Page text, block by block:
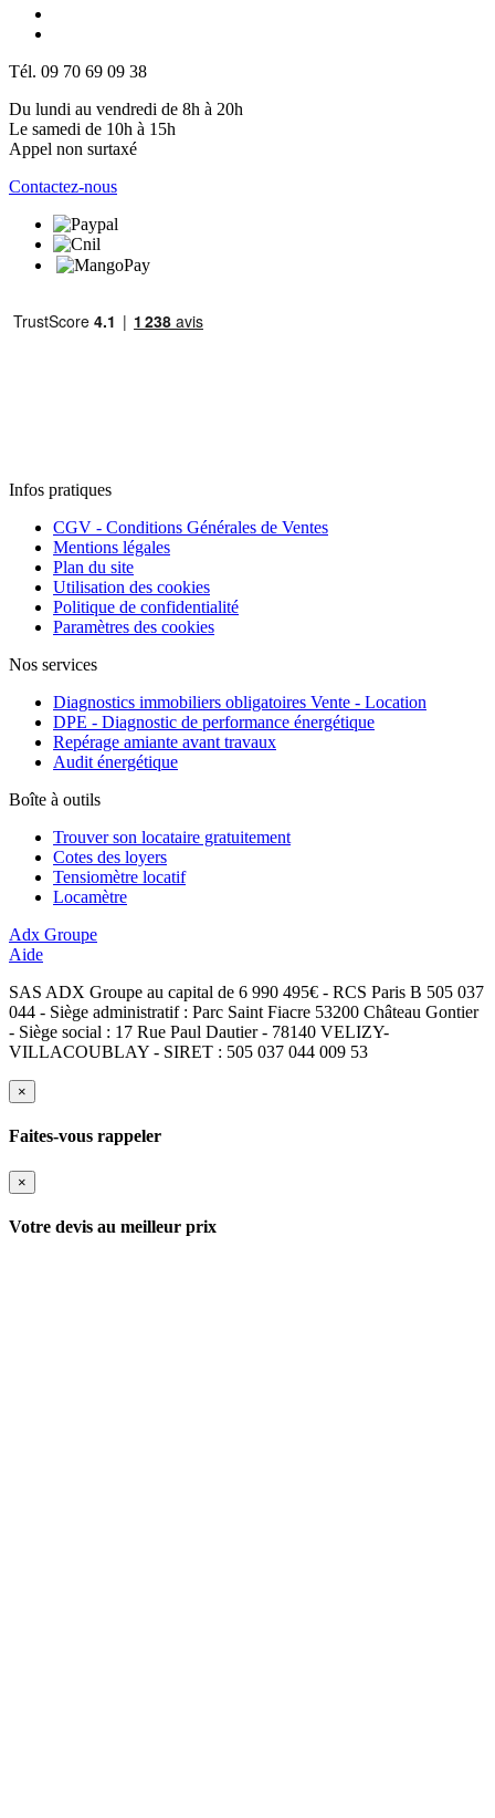
Tél. 09 70 69 09 38
Du lundi au vendredi de 8h à 20h
Le samedi de 10h à 15h
Appel non surtaxé
Contactez-nous
Infos pratiques
CGV - Conditions Générales de Ventes
Mentions légales
Plan du site
Utilisation des cookies
Politique de confidentialité
Paramètres des cookies
Nos services
Diagnostics immobiliers obligatoires Vente - Location
DPE - Diagnostic de performance énergétique
Repérage amiante avant travaux
Audit énergétique
Boîte à outils
Trouver son locataire gratuitement
Cotes des loyers
Tensiomètre locatif
Locamètre
Adx Groupe
Aide
SAS ADX Groupe au capital de 6 990 495€ - RCS Paris B 505 037
044 - Siège administratif : Parc Saint Fiacre 53200 Château Gontier
- Siège social : 17 Rue Paul Dautier - 78140 VELIZY-
VILLACOUBLAY - SIRET : 505 037 044 009 53
×
Faites-vous rappeler
×
Votre devis au meilleur prix